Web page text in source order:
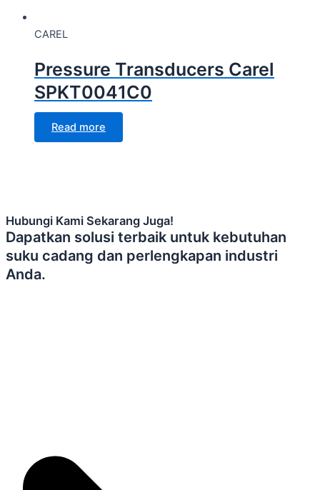
CAREL
Pressure Transducers Carel
SPKT0041C0
Read more
Hubungi Kami Sekarang Juga!
Dapatkan solusi terbaik untuk kebutuhan
suku cadang dan perlengkapan industri
Anda.